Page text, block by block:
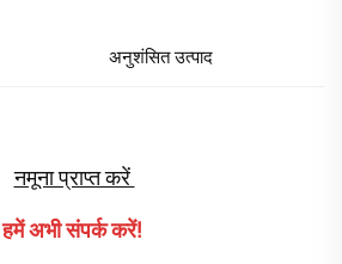
अनुशंसित उत्पाद
नमूना प्राप्त करें
हमें अभी संपर्क करें!